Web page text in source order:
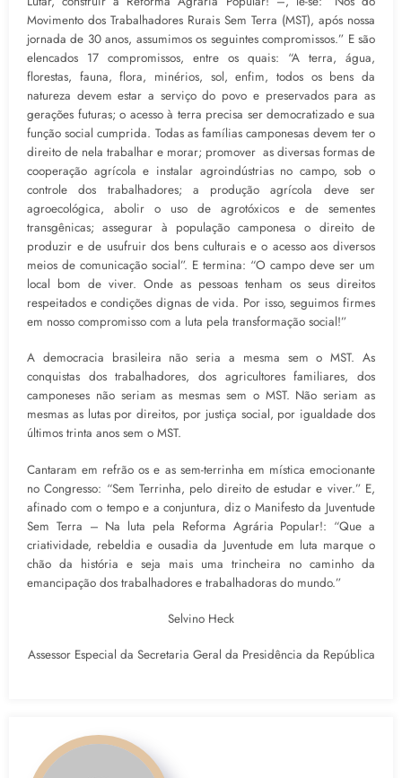
Movimento dos Trabalhadores Rurais Sem Terra (MST), após nossa
jornada de 30 anos, assumimos os seguintes compromissos.” E são
elencados 17 compromissos, entre os quais: “A terra, água,
florestas, fauna, flora, minérios, sol, enfim, todos os bens da
natureza devem estar a serviço do povo e preservados para as
gerações futuras; o acesso à terra precisa ser democratizado e sua
função social cumprida. Todas as famílias camponesas devem ter o
direito de nela trabalhar e morar; promover as diversas formas de
cooperação agrícola e instalar agroindústrias no campo, sob o
controle dos trabalhadores; a produção agrícola deve ser
agroecológica, abolir o uso de agrotóxicos e de sementes
transgênicas; assegurar à população camponesa o direito de
produzir e de usufruir dos bens culturais e o acesso aos diversos
meios de comunicação social”. E termina: “O campo deve ser um
local bom de viver. Onde as pessoas tenham os seus direitos
respeitados e condições dignas de vida. Por isso, seguimos firmes
em nosso compromisso com a luta pela transformação social!”
A democracia brasileira não seria a mesma sem o MST. As
conquistas dos trabalhadores, dos agricultores familiares, dos
camponeses não seriam as mesmas sem o MST. Não seriam as
mesmas as lutas por direitos, por justiça social, por igualdade dos
últimos trinta anos sem o MST.
Cantaram em refrão os e as sem-terrinha em mística emocionante
no Congresso: “Sem Terrinha, pelo direito de estudar e viver.” E,
afinado com o tempo e a conjuntura, diz o Manifesto da Juventude
Sem Terra – Na luta pela Reforma Agrária Popular!: “Que a
criatividade, rebeldia e ousadia da Juventude em luta marque o
chão da história e seja mais uma trincheira no caminho da
emancipação dos trabalhadores e trabalhadoras do mundo.”
Selvino Heck
Assessor Especial da Secretaria Geral da Presidência da República